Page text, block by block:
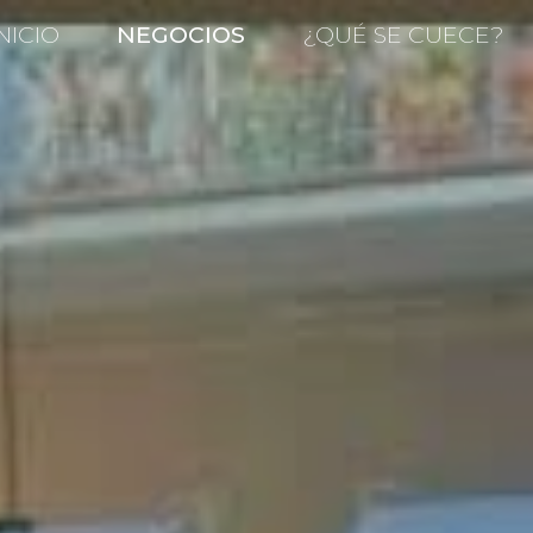
NEGOCIOS ¿QUÉ SE CUECE?